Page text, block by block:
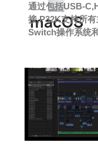
macOS
通过包括USB-
接,P32K支持所
Switch操作系统